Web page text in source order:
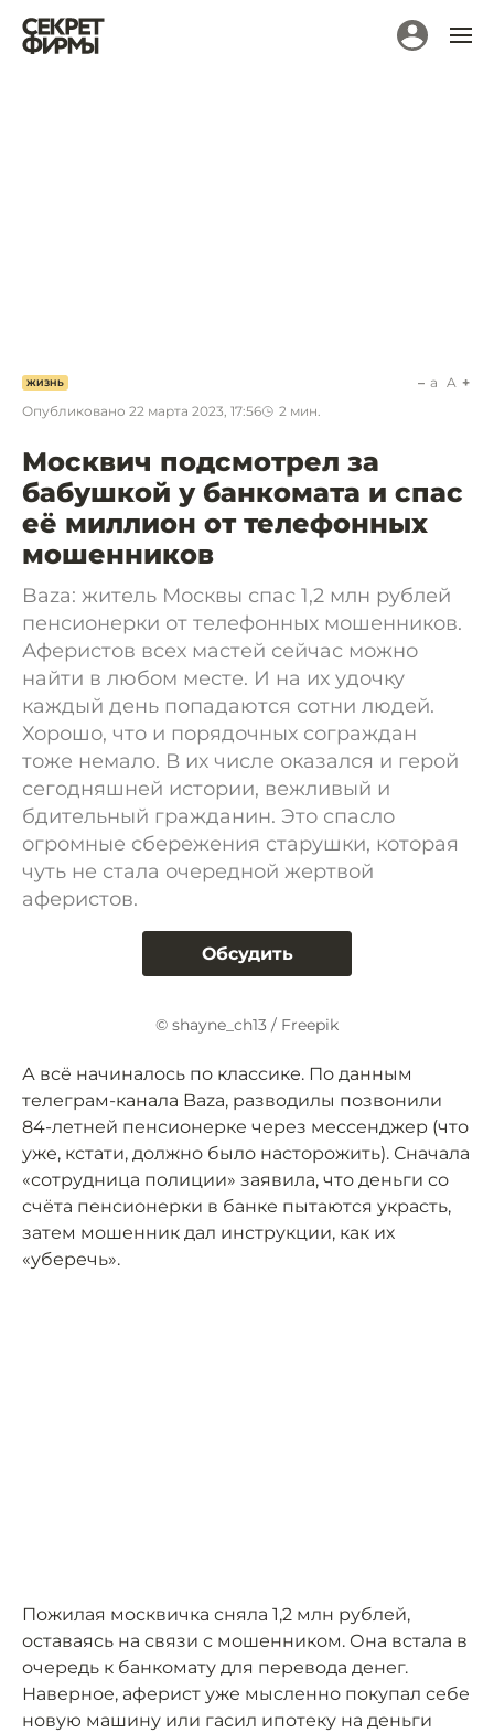
ЖИЗНЬ
Опубликовано 22 марта 2023, 17:56 2 мин.
a A
Москвич подсмотрел за
бабушкой у банкомата и спас
её миллион от телефонных
мошенников
Baza: житель Москвы спас 1,2 млн рублей
пенсионерки от телефонных мошенников.
Аферистов всех мастей сейчас можно
найти в любом месте. И на их удочку
каждый день попадаются сотни людей.
Хорошо, что и порядочных сограждан
тоже немало. В их числе оказался и герой
сегодняшней истории, вежливый и
бдительный гражданин. Это спасло
огромные сбережения старушки, которая
чуть не стала очередной жертвой
аферистов.
Обсудить
© shayne_ch13 / Freepik
А всё начиналось по классике. По данным
телеграм-канала Baza, разводилы позвонили
84-летней пенсионерке через мессенджер (что
уже, кстати, должно было насторожить). Сначала
«сотрудница полиции» заявила, что деньги со
счёта пенсионерки в банке пытаются украсть,
затем мошенник дал инструкции, как их
«уберечь».
Пожилая москвичка сняла 1,2 млн рублей,
оставаясь на связи с мошенником. Она встала в
очередь к банкомату для перевода денег.
Наверное, аферист уже мысленно покупал себе
новую машину или гасил ипотеку на деньги